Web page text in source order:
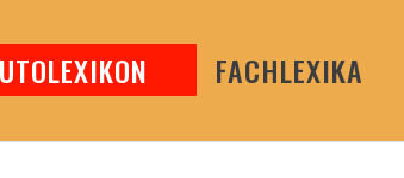
FACHLEXIKA